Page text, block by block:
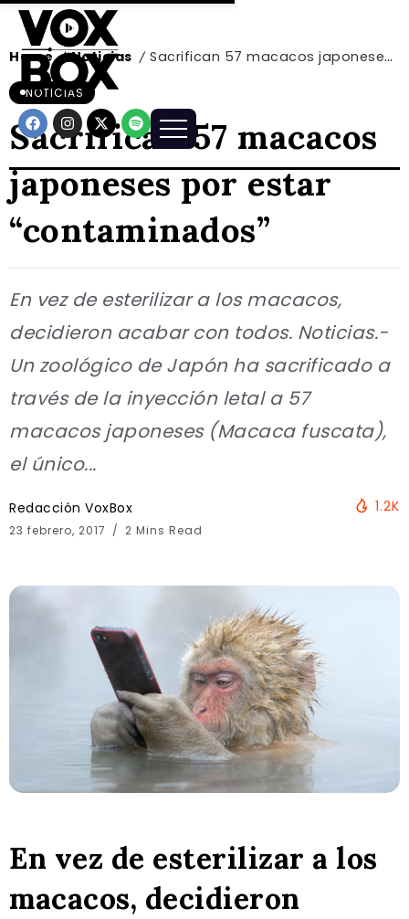
Home / Noticias / Sacrifican 57 macacos japoneses por estar “contaminados”
NOTICIAS
Sacrifican 57 macacos
japoneses por estar
“contaminados”
En vez de esterilizar a los macacos,
decidieron acabar con todos. Noticias.-
Un zoológico de Japón ha sacrificado a
través de la inyección letal a 57
macacos japoneses (Macaca fuscata),
el único...
Redacción VoxBox
23 febrero, 2017 2 Mins Read
1.2K
En vez de esterilizar a los
macacos, decidieron